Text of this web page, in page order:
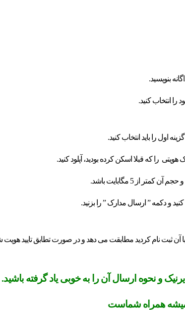
بنویسید.
انتخاب کنید.
اول را باید انتخاب کنید.
و دکمه ” ارسال مدارک ” را بزنید.
آن ثبت نام کردید مطابقت می دهد و در صورت تطابق تایید هویت
و نحوه ارسال آن را به خوبی یاد گرفته باشید.
همراه شماست